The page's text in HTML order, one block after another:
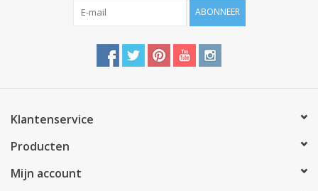
ABONNEER
Klantenservice
Producten
Mijn account